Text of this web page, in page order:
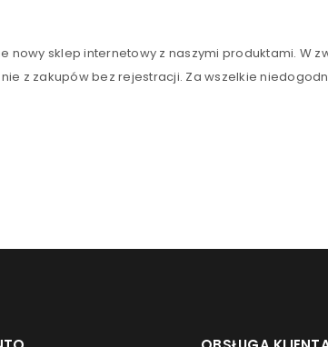
nowy sklep internetowy z naszymi produktami. W
z zakupów bez rejestracji. Za wszelkie